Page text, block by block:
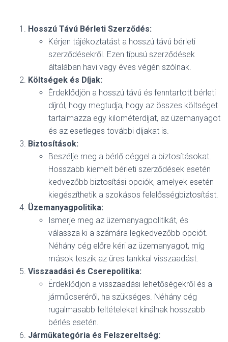
Hosszú Távú Bérleti Szerződés:
Kérjen tájékoztatást a hosszú távú bérleti
szerződésekről. Ezen típusú szerződések
általában havi vagy éves végén szólnak.
Költségek és Díjak:
Érdeklődjön a hosszú távú és fenntartott bérleti
díjról, hogy megtudja, hogy az összes költséget
tartalmazza egy kilométerdíjat, az üzemanyagot
és az esetleges további díjakat is.
Biztosítások:
Beszélje meg a bérlő céggel a biztosításokat.
Hosszabb kiemelt bérleti szerződések esetén
kedvezőbb biztosítási opciók, amelyek esetén
kiegészíthetik a szokásos felelősségbiztosítást.
Üzemanyagpolitika:
Ismerje meg az üzemanyagpolitikát, és
válassza ki a számára legkedvezőbb opciót.
Néhány cég előre kéri az üzemanyagot, míg
mások teszik az üres tankkal visszaadást.
Visszaadási és Cserepolitika:
Érdeklődjön a visszaadási lehetőségekről és a
járműcseréről, ha szükséges. Néhány cég
rugalmasabb feltételeket kínálnak hosszabb
bérlés esetén.
Járműkategória és Felszereltség: